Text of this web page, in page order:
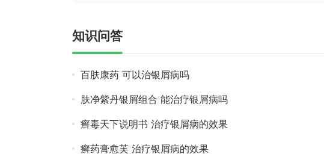
知识问答
百肤康药 可以治银屑病吗
肤净紫丹银屑组合 能治疗银屑病吗
癣毒天下说明书 治疗银屑病的效果
癣药膏愈芙 治疗银屑病的效果